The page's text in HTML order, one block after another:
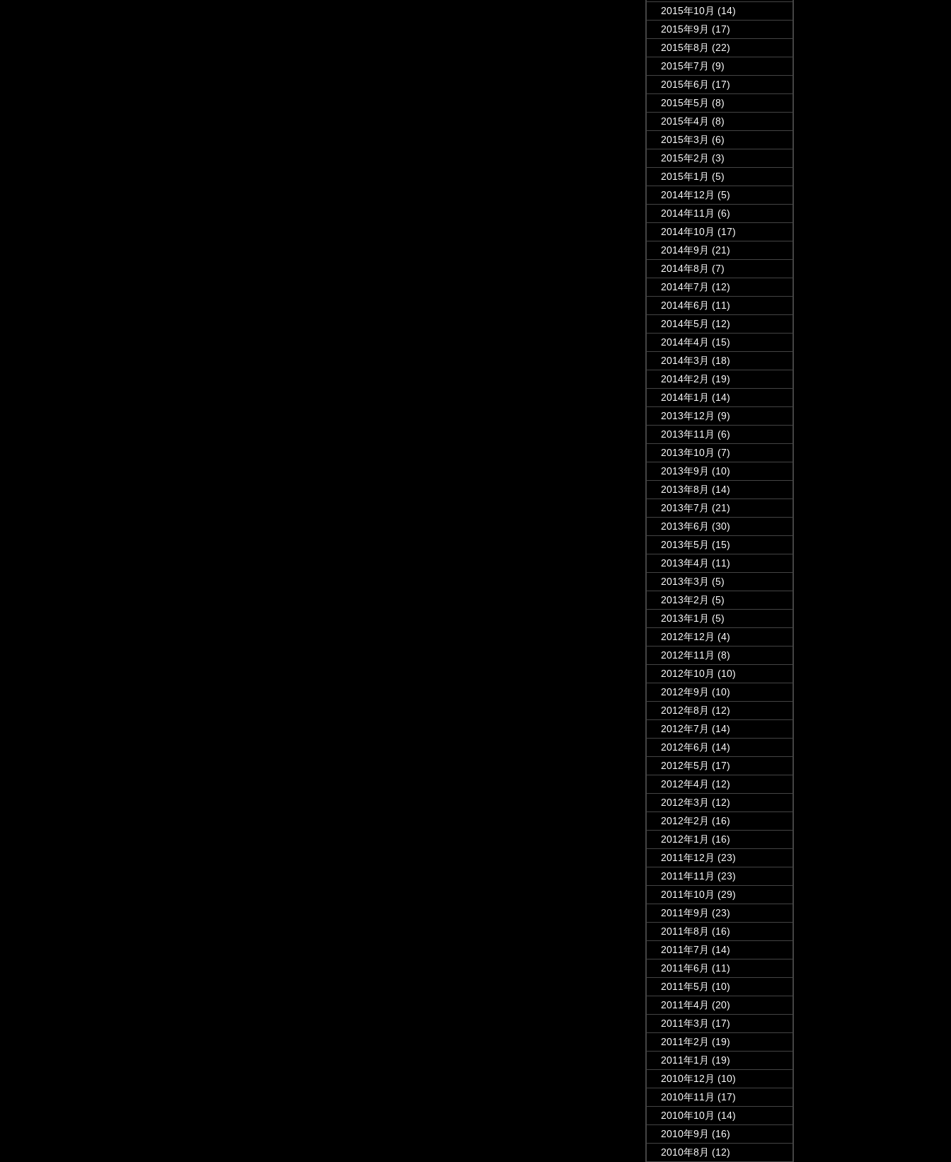
2015年10月 (14)
2015年9月 (17)
2015年8月 (22)
2015年7月 (9)
2015年6月 (17)
2015年5月 (8)
2015年4月 (8)
2015年3月 (6)
2015年2月 (3)
2015年1月 (5)
2014年12月 (5)
2014年11月 (6)
2014年10月 (17)
2014年9月 (21)
2014年8月 (7)
2014年7月 (12)
2014年6月 (11)
2014年5月 (12)
2014年4月 (15)
2014年3月 (18)
2014年2月 (19)
2014年1月 (14)
2013年12月 (9)
2013年11月 (6)
2013年10月 (7)
2013年9月 (10)
2013年8月 (14)
2013年7月 (21)
2013年6月 (30)
2013年5月 (15)
2013年4月 (11)
2013年3月 (5)
2013年2月 (5)
2013年1月 (5)
2012年12月 (4)
2012年11月 (8)
2012年10月 (10)
2012年9月 (10)
2012年8月 (12)
2012年7月 (14)
2012年6月 (14)
2012年5月 (17)
2012年4月 (12)
2012年3月 (12)
2012年2月 (16)
2012年1月 (16)
2011年12月 (23)
2011年11月 (23)
2011年10月 (29)
2011年9月 (23)
2011年8月 (16)
2011年7月 (14)
2011年6月 (11)
2011年5月 (10)
2011年4月 (20)
2011年3月 (17)
2011年2月 (19)
2011年1月 (19)
2010年12月 (10)
2010年11月 (17)
2010年10月 (14)
2010年9月 (16)
2010年8月 (12)